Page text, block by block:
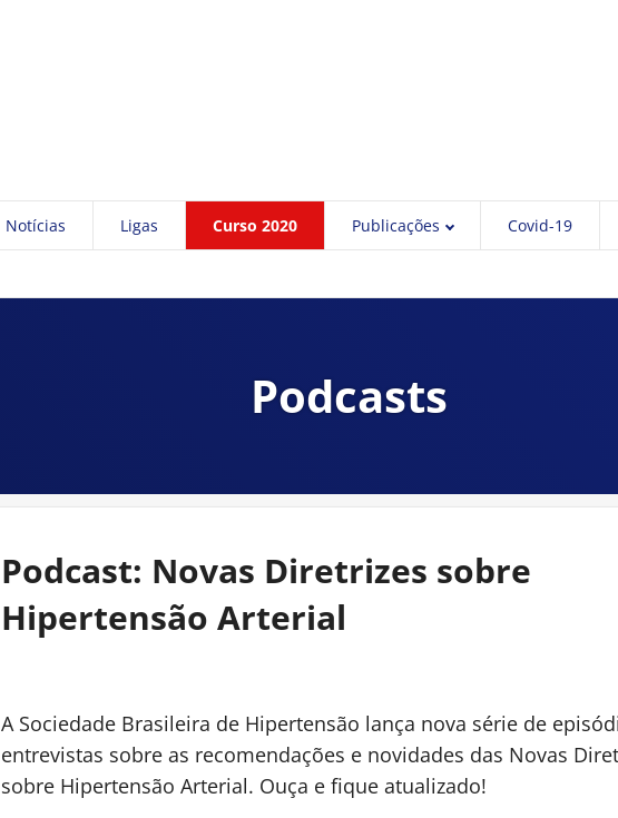
Notícias Ligas Curso 2020 Publicações Covid-19
Podcasts
Podcast: Novas Diretrizes sobre
Hipertensão Arterial
A Sociedade Brasileira de Hipertensão lança nova série de
entrevistas sobre as recomendações e novidades das Novas
sobre Hipertensão Arterial. Ouça e fique atualizado!